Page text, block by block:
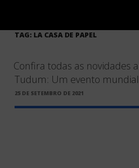
TAG: LA CASA DE PAPEL
Confira todas as novidades
Tudum: Um evento
PUBLICADO
25 DE SETEMBRO DE 2021